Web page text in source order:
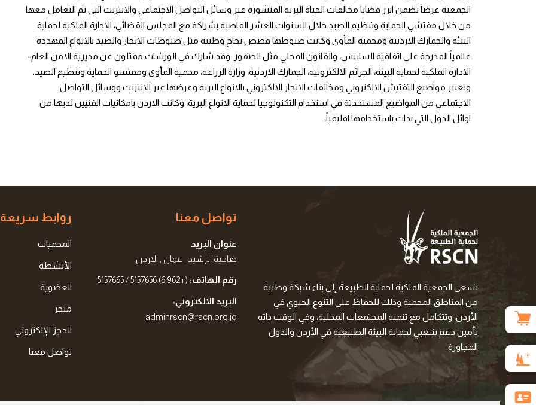
الجمعية عرضاً تضمن ابرز قضايا مخالفات الحياة البرية المنشورة عبر وسائل التواصل الاجتماعي والانترنت التي تم التعامل معها
من خلال مفتشي الحماية وتنظيم الصيد خلال السنوات العشر الماضية بشراكة مع المجلس القضائي، الادارة الملكية لحماية
البيئة والجمارك الاردنية ومحمية المأوى وكانت ضبوطها قصص نجاح وطنية مثل ضبوطات الاتجار والصيد بالانواع المهددة
عالمياً المدرجة على اتفاقية السايتس، والقانون المحلي مثل الصقور. وقد شارك في الورشات ممثلون عن مديرية الامن العام-
الادارة الملكية لحماية البيئة، الجرائم الالكترونية، الجمارك الاردنية، وزارة الزراعة، محمية المأوى ومفتشو الحماية وتنظيم الصيد.
وتعتبر مواضيع التفتيش الالكتروني ومخالفات الاتجار الالكتروني بالانواع البرية وعرضها عبر الانترنت ووسائل التواصل
الاجتماعي من المواضيع المستحدثة في استخدام التكنولوجيا لحماية الانواع البرية، وكانت الاردن بامكانيات الفنيين لديها من
اوائل الدول التي بدات باستخدامها اقليمياً.
تسعى الجمعية الملكية لحماية الطبيعة إلى بناء شبكة وطنية
من المناطق المحمية وذلك للحفاظ على التنوع الحيوي في
الأردن، وتتكامل مع تنمية المجتمعات المحلية، وفي الوقت ذاته
تأمين دعم شعبي لحماية البيئة الطبيعية في الأردن والدول
المجاورة.
تواصل معنا
عنوان البريد
ضاحية الرشيد , عمان , الاردن
رقم الهاتف: (+962 6) 5157656 / 5157665
البريد الالكتروني:
adminrscn@rscn.org.jo
روابط سريعة
المحميات
الأنشطة
العضوية
متجر
الحجز الإلكتروني
تواصل معنا